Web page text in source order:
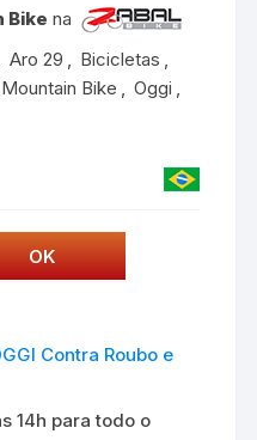
Bike na
Aro 29 , Bicicletas ,
Mountain Bike , Oggi ,
Contra Roubo e
14h para todo o